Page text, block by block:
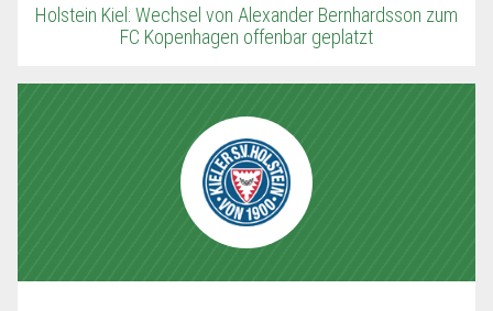
Holstein Kiel: Wechsel von Alexander Bernhardsson zum
FC Kopenhagen offenbar geplatzt